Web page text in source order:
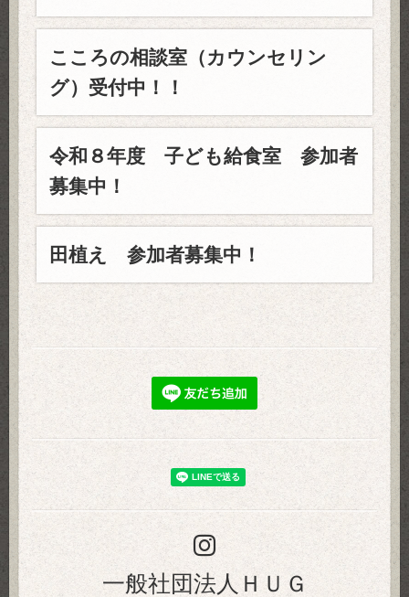
こころの相談室（カウンセリン
グ）受付中！！
令和８年度 子ども給食室 参加者
募集中！
田植え 参加者募集中！
一般社団法人ＨＵＧ